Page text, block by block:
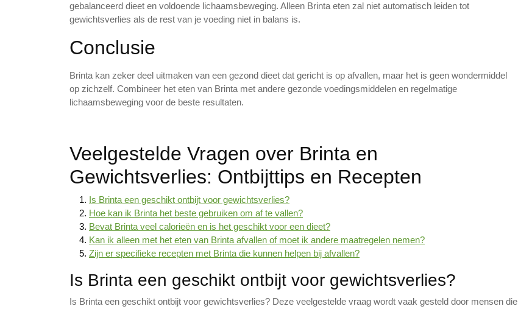
gebalanceerd dieet en voldoende lichaamsbeweging. Alleen Brinta eten zal niet automatisch leiden tot
gewichtsverlies als de rest van je voeding niet in balans is.
Conclusie
Brinta kan zeker deel uitmaken van een gezond dieet dat gericht is op afvallen, maar het is geen wondermiddel
op zichzelf. Combineer het eten van Brinta met andere gezonde voedingsmiddelen en regelmatige
lichaamsbeweging voor de beste resultaten.
Veelgestelde Vragen over Brinta en
Gewichtsverlies: Ontbijttips en Recepten
Is Brinta een geschikt ontbijt voor gewichtsverlies?
Hoe kan ik Brinta het beste gebruiken om af te vallen?
Bevat Brinta veel calorieën en is het geschikt voor een dieet?
Kan ik alleen met het eten van Brinta afvallen of moet ik andere maatregelen nemen?
Zijn er specifieke recepten met Brinta die kunnen helpen bij afvallen?
Is Brinta een geschikt ontbijt voor gewichtsverlies?
Is Brinta een geschikt ontbijt voor gewichtsverlies? Deze veelgestelde vraag wordt vaak gesteld door mensen die